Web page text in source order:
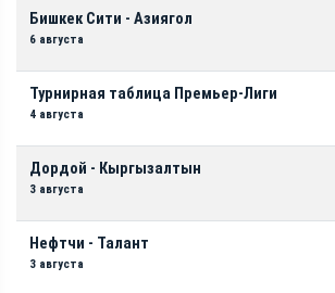
Бишкек Сити - Азиягол
6 августа
Турнирная таблица Премьер-Лиги
4 августа
Дордой - Кыргызалтын
3 августа
Нефтчи - Талант
3 августа